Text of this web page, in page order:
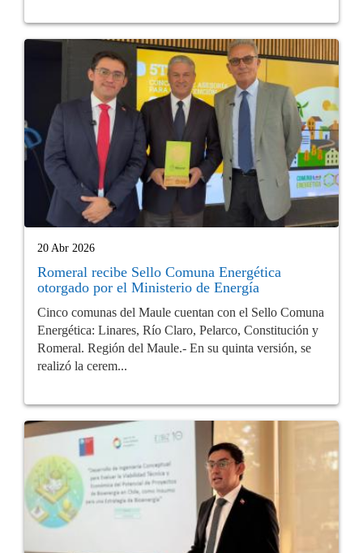
20 Abr 2026
Romeral recibe Sello Comuna Energética
otorgado por el Ministerio de Energía
Cinco comunas del Maule cuentan con el Sello Comuna
Energética: Linares, Río Claro, Pelarco, Constitución y
Romeral. Región del Maule.- En su quinta versión, se
realizó la cerem...